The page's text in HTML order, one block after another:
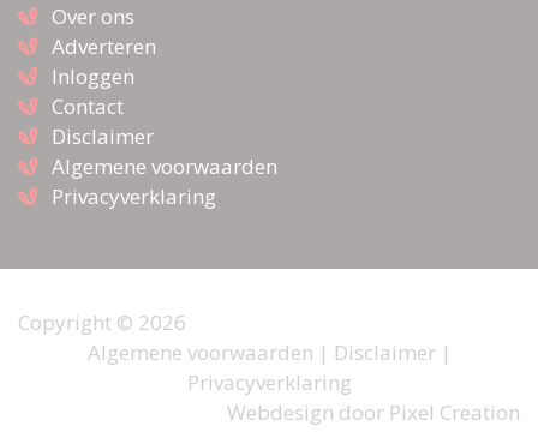
Over ons
Adverteren
Inloggen
Contact
Disclaimer
Algemene voorwaarden
Privacyverklaring
Copyright © 2026
Algemene voorwaarden | Disclaimer|
Privacyverklaring
Webdesign door Pixel Creation